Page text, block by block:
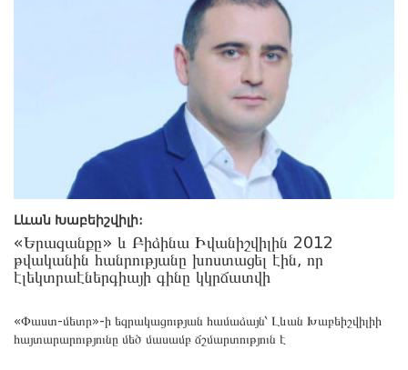
Լևան Խաբեիշվիլի:
«Երազանքը» և Բիձինա Իվանիշվիլին 2012
թվականին հանրությանը խոստացել էին, որ
էլեկտրաէներգիայի գինը կկրճատվի
«Փաստ-մետր»-ի եզրակացության համաձայն՝ Լևան Խաբեիշվիլիի
հայտարարությունը մեծ մասամբ ճշմարտություն է